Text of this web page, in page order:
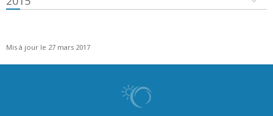
Mis à jour le 27 mars 2017